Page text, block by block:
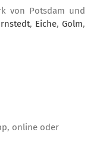
von Potsdam und
, Eiche, Golm,
online oder